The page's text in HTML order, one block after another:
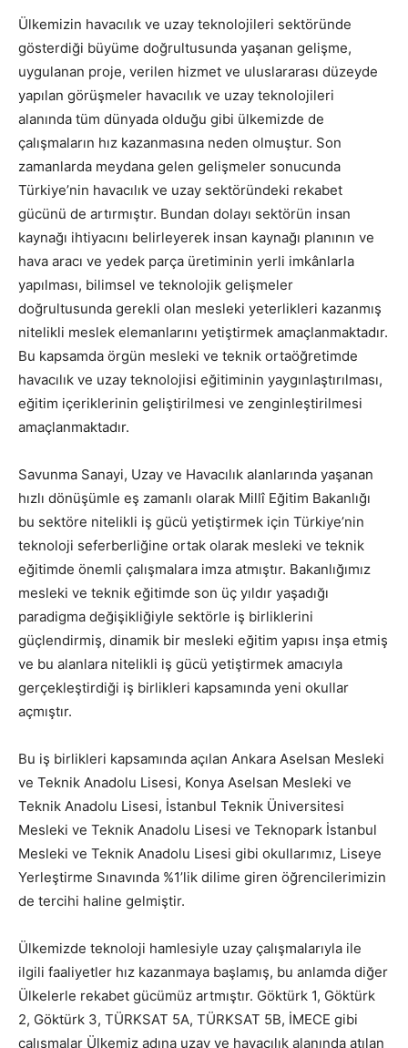
Ülkemizin havacılık ve uzay teknolojileri sektöründe
gösterdiği büyüme doğrultusunda yaşanan gelişme,
uygulanan proje, verilen hizmet ve uluslararası düzeyde
yapılan görüşmeler havacılık ve uzay teknolojileri
alanında tüm dünyada olduğu gibi ülkemizde de
çalışmaların hız kazanmasına neden olmuştur. Son
zamanlarda meydana gelen gelişmeler sonucunda
Türkiye’nin havacılık ve uzay sektöründeki rekabet
gücünü de artırmıştır. Bundan dolayı sektörün insan
kaynağı ihtiyacını belirleyerek insan kaynağı planının ve
hava aracı ve yedek parça üretiminin yerli imkânlarla
yapılması, bilimsel ve teknolojik gelişmeler
doğrultusunda gerekli olan mesleki yeterlikleri kazanmış
nitelikli meslek elemanlarını yetiştirmek amaçlanmaktadır.
Bu kapsamda örgün mesleki ve teknik ortaöğretimde
havacılık ve uzay teknolojisi eğitiminin yaygınlaştırılması,
eğitim içeriklerinin geliştirilmesi ve zenginleştirilmesi
amaçlanmaktadır.
Savunma Sanayi, Uzay ve Havacılık alanlarında yaşanan
hızlı dönüşümle eş zamanlı olarak Millî Eğitim Bakanlığı
bu sektöre nitelikli iş gücü yetiştirmek için Türkiye’nin
teknoloji seferberliğine ortak olarak mesleki ve teknik
eğitimde önemli çalışmalara imza atmıştır. Bakanlığımız
mesleki ve teknik eğitimde son üç yıldır yaşadığı
paradigma değişikliğiyle sektörle iş birliklerini
güçlendirmiş, dinamik bir mesleki eğitim yapısı inşa etmiş
ve bu alanlara nitelikli iş gücü yetiştirmek amacıyla
gerçekleştirdiği iş birlikleri kapsamında yeni okullar
açmıştır.
Bu iş birlikleri kapsamında açılan Ankara Aselsan Mesleki
ve Teknik Anadolu Lisesi, Konya Aselsan Mesleki ve
Teknik Anadolu Lisesi, İstanbul Teknik Üniversitesi
Mesleki ve Teknik Anadolu Lisesi ve Teknopark İstanbul
Mesleki ve Teknik Anadolu Lisesi gibi okullarımız, Liseye
Yerleştirme Sınavında %1’lik dilime giren öğrencilerimizin
de tercihi haline gelmiştir.
Ülkemizde teknoloji hamlesiyle uzay çalışmalarıyla ile
ilgili faaliyetler hız kazanmaya başlamış, bu anlamda diğer
Ülkelerle rekabet gücümüz artmıştır. Göktürk 1, Göktürk
2, Göktürk 3, TÜRKSAT 5A, TÜRKSAT 5B, İMECE gibi
çalışmalar Ülkemiz adına uzay ve havacılık alanında atılan